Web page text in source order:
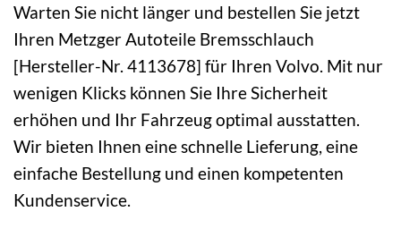
Warten Sie nicht länger und bestellen Sie jetzt
Ihren Metzger Autoteile Bremsschlauch
[Hersteller-Nr. 4113678] für Ihren Volvo. Mit nur
wenigen Klicks können Sie Ihre Sicherheit
erhöhen und Ihr Fahrzeug optimal ausstatten.
Wir bieten Ihnen eine schnelle Lieferung, eine
einfache Bestellung und einen kompetenten
Kundenservice.